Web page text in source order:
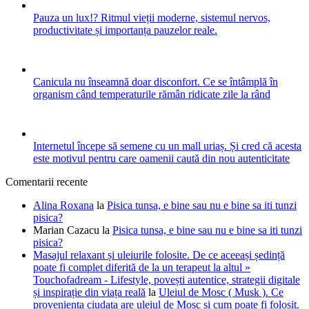
Pauza un lux!? Ritmul vieții moderne, sistemul nervos,
productivitate și importanța pauzelor reale.
Canicula nu înseamnă doar disconfort. Ce se întâmplă în
organism când temperaturile rămân ridicate zile la rând
Internetul începe să semene cu un mall uriaș. Și cred că acesta
este motivul pentru care oamenii caută din nou autenticitate
Comentarii recente
Alina Roxana la Pisica tunsa, e bine sau nu e bine sa iti tunzi
pisica?
Marian Cazacu la Pisica tunsa, e bine sau nu e bine sa iti tunzi
pisica?
Masajul relaxant și uleiurile folosite. De ce aceeași ședință
poate fi complet diferită de la un terapeut la altul »
Touchofadream - Lifestyle, povești autentice, strategii digitale
și inspirație din viața reală la Uleiul de Mosc ( Musk ). Ce
provenienta ciudata are uleiul de Mosc si cum poate fi folosit.